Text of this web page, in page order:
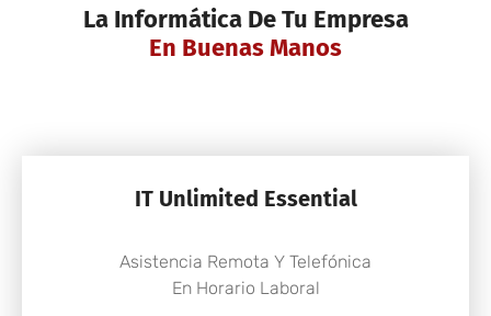
La Informática De Tu Empresa
En Buenas Manos
IT Unlimited Essential
Asistencia Remota Y Telefónica
En Horario Laboral